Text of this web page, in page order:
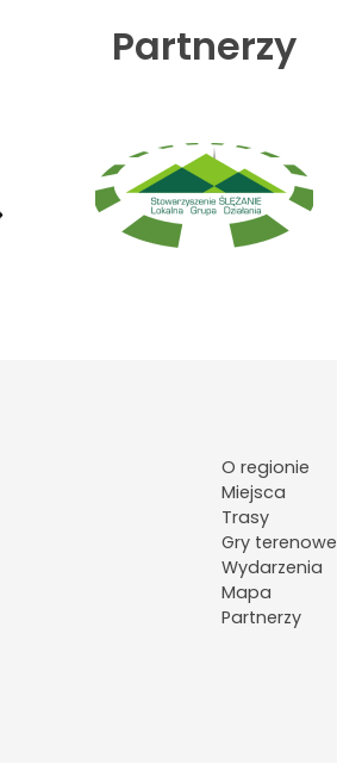
Partnerzy
O regionie
Miejsca
Trasy
Gry terenowe
Wydarzenia
Mapa
Partnerzy